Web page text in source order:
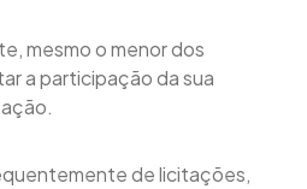
mesmo o menor dos
a participação da sua
de licitações,